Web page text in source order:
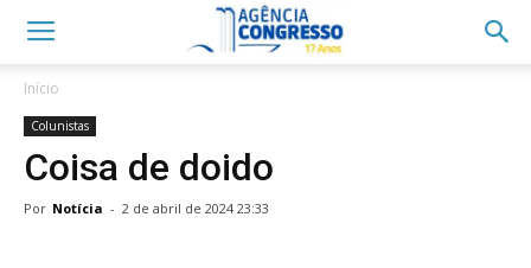
Início
Colunistas
Coisa de doido
Por Notícia - 2 de abril de 2024 23:33